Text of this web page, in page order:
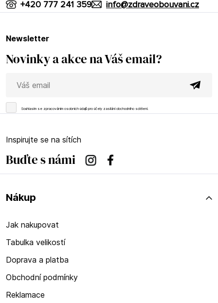
info@zdraveobouvani.cz
+420 777 241 359
newsletter
Novinky a akce na Váš email?
Souhlasím se zpracováním osobních údajů pro účely zasílání obchodního sdělení.
Inspirujte se na sítích
Buďte s námi InstagramFacebook
Nákup
Jak nakupovat
Tabulka velikostí
Doprava a platba
Obchodní podmínky
Reklamace